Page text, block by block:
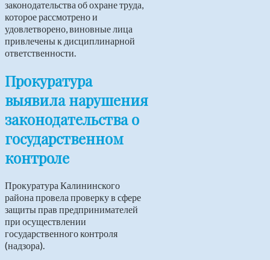
законодательства об охране труда,
которое рассмотрено и
удовлетворено, виновные лица
привлечены к дисциплинарной
ответственности.
Прокуратура
выявила нарушения
законодательства о
государственном
контроле
Прокуратура Калининского
района провела проверку в сфере
защиты прав предпринимателей
при осуществлении
государственного контроля
(надзора).